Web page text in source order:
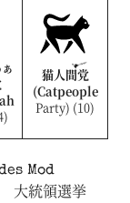
猫人間党
(Catpeople
Party) (10)
Mod
大統領選挙